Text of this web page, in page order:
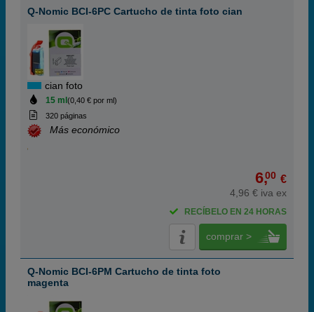
Q-Nomic BCI-6PC Cartucho de tinta foto cian
cian foto
15 ml (0,40 € por ml)
320 páginas
Más económico
6,00 €
4,96 € iva ex
RECÍBELO EN 24 HORAS
comprar >
Q-Nomic BCI-6PM Cartucho de tinta foto
magenta